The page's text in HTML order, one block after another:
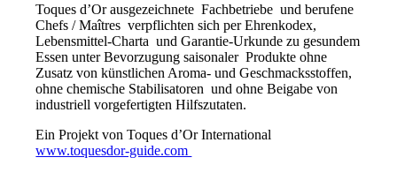
Toques d’Or ausgezeichnete Fachbetriebe und berufene
Chefs / Maîtres verpflichten sich per Ehrenkodex,
Lebensmittel-Charta und Garantie-Urkunde zu gesundem
Essen unter Bevorzugung saisonaler Produkte ohne
Zusatz von künstlichen Aroma- und Geschmacksstoffen,
ohne chemische Stabilisatoren und ohne Beigabe von
industriell vorgefertigten Hilfszutaten.
Ein Projekt von Toques d’Or International
www.toquesdor-guide.com